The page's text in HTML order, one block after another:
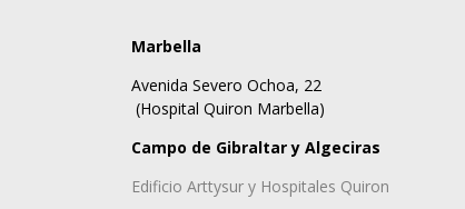
Marbella
Avenida Severo Ochoa, 22
(Hospital Quiron Marbella)
Campo de Gibraltar y Algeciras
Edificio Arttysur y Hospitales Quiron